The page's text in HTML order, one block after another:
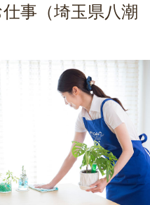
事（埼玉県八潮